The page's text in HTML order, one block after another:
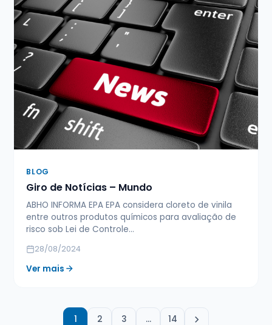
BLOG
Giro de Notícias – Mundo
ABHO INFORMA EPA EPA considera cloreto de vinila
entre outros produtos químicos para avaliação de
risco sob Lei de Controle…
28/08/2024
Ver mais
1 2 3 … 14